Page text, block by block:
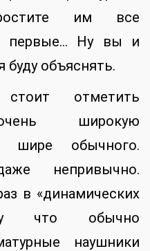
им все
первые… Ну вы и
буду объяснять.
отметить
широкую
шире обычного.
непривычно.
в «динамических
что обычно
наушники